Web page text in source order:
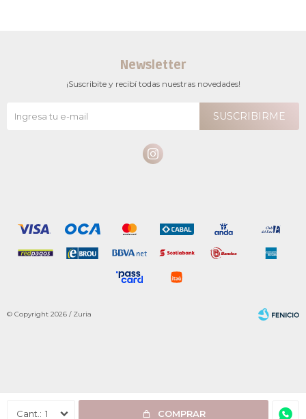
1 COMPRAR
Newsletter
¡Suscribite y recibí todas nuestras novedades!
SUSCRIBIRME

© Copyright 2026 / Zuria
Fenicio